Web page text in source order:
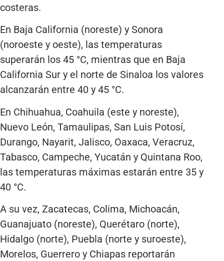
costeras.
En Baja California (noreste) y Sonora
(noroeste y oeste), las temperaturas
superarán los 45 °C, mientras que en Baja
California Sur y el norte de Sinaloa los valores
alcanzarán entre 40 y 45 °C.
En Chihuahua, Coahuila (este y noreste),
Nuevo León, Tamaulipas, San Luis Potosí,
Durango, Nayarit, Jalisco, Oaxaca, Veracruz,
Tabasco, Campeche, Yucatán y Quintana Roo,
las temperaturas máximas estarán entre 35 y
40 °C.
A su vez, Zacatecas, Colima, Michoacán,
Guanajuato (noreste), Querétaro (norte),
Hidalgo (norte), Puebla (norte y suroeste),
Morelos, Guerrero y Chiapas reportarán